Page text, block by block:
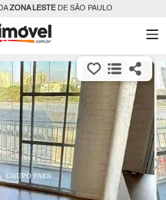
ZONA LESTEDE SÃO PAULO